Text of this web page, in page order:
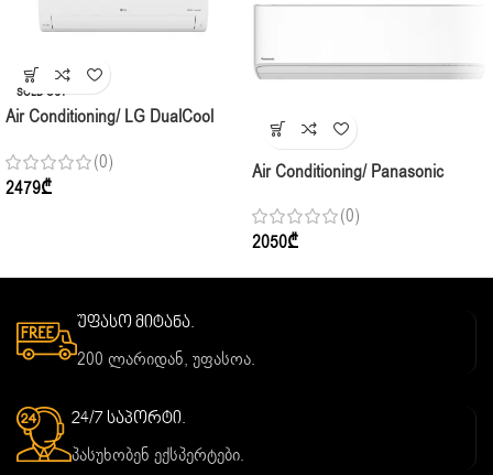
SOLD OUT
Air Conditioning/ LG DualCool
70-80კვ2, Indoor + Complect
(0)
2479₾
Air Conditioning/ Panasonic
TZ25CKEW INDOOR ( 250-30m2
) R32, White
(0)
2050₾
უფასო მიტანა.
200 ლარიდან, უფასოა.
24/7 საპორტი.
პასუხობენ ექსპერტები.